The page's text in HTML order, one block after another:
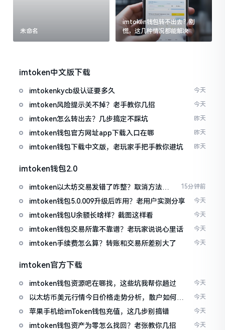
未命名
imtoken钱包转不出去？别
慌，这几种情况都能解决
imtoken中文版下载
imtokenkycb级认证要多久 今天
imtoken风险提示关不掉？老手教你几招 今天
imtoken怎么转出去？几步搞定不踩坑 昨天
imtoken钱包官方网址app下载入口在哪 昨天
imtoken钱包下载中文版，老玩家手把手教你避坑 昨天
imtoken钱包2.0
imtoken以太坊交易发错了咋整？取消方法告
诉你
15分钟前
imtoken钱包5.0.009升级后咋用？老用户实测分享 今天
imtoken钱包U余额长啥样？截图这样看 今天
imtoken钱包交易所靠不靠谱？老玩家说说心里话 今天
imtoken手续费怎么算？转账和交易所差别大了 今天
imtoken官方下载
imtoken钱包资源吧在哪找，这些坑我帮你趟过 今天
以太坊币美元行情今日价格走势分析，散户如何避
免追涨杀跌被套牢
今天
苹果手机给imToken钱包充值，这几步别搞错 今天
imtoken钱包资产为零怎么找回？老张教你几招 今天